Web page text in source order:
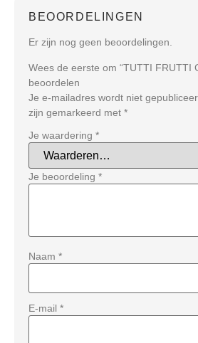
BEOORDELINGEN
Er zijn nog geen beoordelingen.
Wees de eerste om “TUTTI FRUTTI
beoordelen
Je e-mailadres wordt niet
zijn gemarkeerd met *
Je waardering *
Je beoordeling *
Naam *
E-mail *